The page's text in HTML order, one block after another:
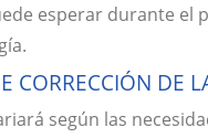
esperar durante el
CORRECCIÓN DE
según las